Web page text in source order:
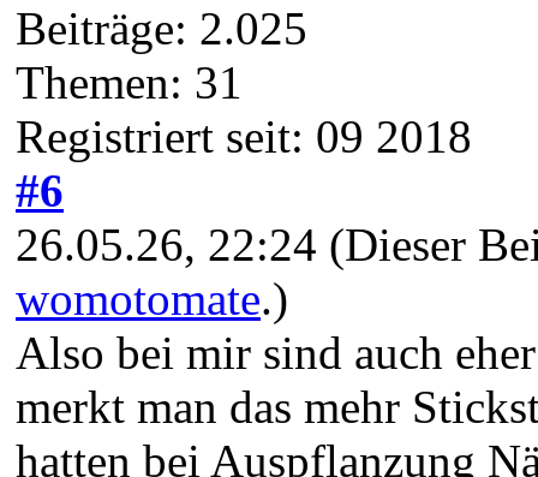
Beiträge: 2.025
Themen: 31
Registriert seit: 09 2018
#6
26.05.26, 22:24 (Dieser
womotomate.)
Also bei mir sind auch
merkt man das mehr
hatten bei Auspflanzung